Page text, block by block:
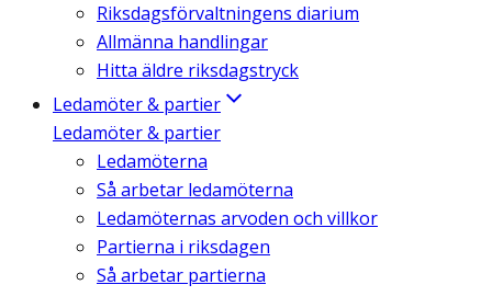
Riksdagsförvaltningens diarium
Allmänna handlingar
Hitta äldre riksdagstryck
Ledamöter & partier
Ledamöter & partier
Ledamöterna
Så arbetar ledamöterna
Ledamöternas arvoden och villkor
Partierna i riksdagen
Så arbetar partierna